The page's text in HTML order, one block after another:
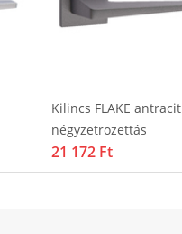
Kilincs FLAKE antracit
négyzetrozettás
21 172 Ft